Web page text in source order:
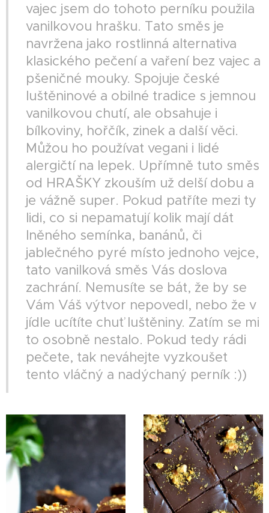
vajec jsem do tohoto perníku použila
vanilkovou hrašku. Tato směs je
navržena jako rostlinná alternativa
klasického pečení a vaření bez vajec a
pšeničné mouky. Spojuje české
luštěninové a obilné tradice s jemnou
vanilkovou chutí, ale obsahuje i
bílkoviny, hořčík, zinek a další věci.
Můžou ho používat vegani i lidé
alergičtí na lepek. Upřímně tuto směs
od HRAŠKY zkouším už delší dobu a
je vážně super. Pokud patříte mezi ty
lidi, co si nepamatují kolik mají dát
lněného semínka, banánů, či
jablečného pyré místo jednoho vejce,
tato vanilková směs Vás doslova
zachrání. Nemusíte se bát, že by se
Vám Váš výtvor nepovedl, nebo že v
jídle ucítíte chuť luštěniny. Zatím se mi
to osobně nestalo. Pokud tedy rádi
pečete, tak neváhejte vyzkoušet
tento vláčný a nadýchaný perník :))